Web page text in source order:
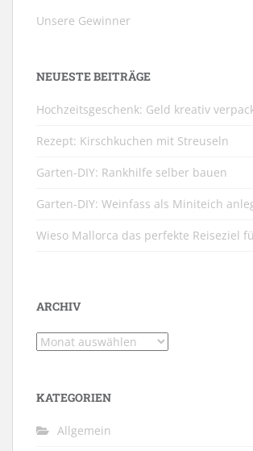
Unsere Gewinner
NEUESTE BEITRÄGE
Hochzeitsgeschenk: Geld kreativ
Rezept: Kirschkuchen mit Streuseln
Garten-DIY: Rankhilfe selber bauen
Garten-DIY: Weinfass als Miniteich
Wieso Mallorca das perfekte Reiseziel
ARCHIV
Archiv
KATEGORIEN
Allgemein